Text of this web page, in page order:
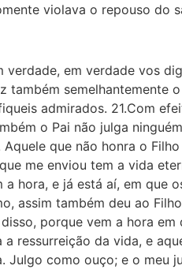
violava o repouso do
verdade, em verdade vos
semelhante­mente
admirados. 21.Com
o Pai não julga
que não honra o
me enviou tem a vida
hora, e já está aí, em
assim também deu ao
porque vem a hora
ressurreição da vida, e
Julgo como ouço; e o